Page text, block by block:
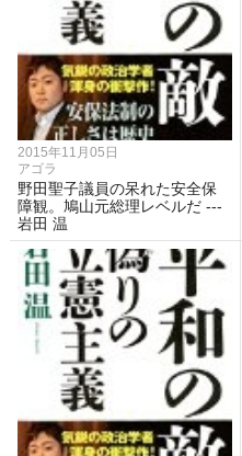
2015年11月05日
アゴラ
野田聖子議員の呆れた安全保
障観。鳩山元総理レベルだ ---
岩田 温